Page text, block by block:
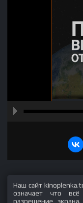
Наш сайт
означает что
разрешение